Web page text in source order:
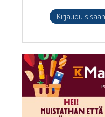
Kirjaudu sisään